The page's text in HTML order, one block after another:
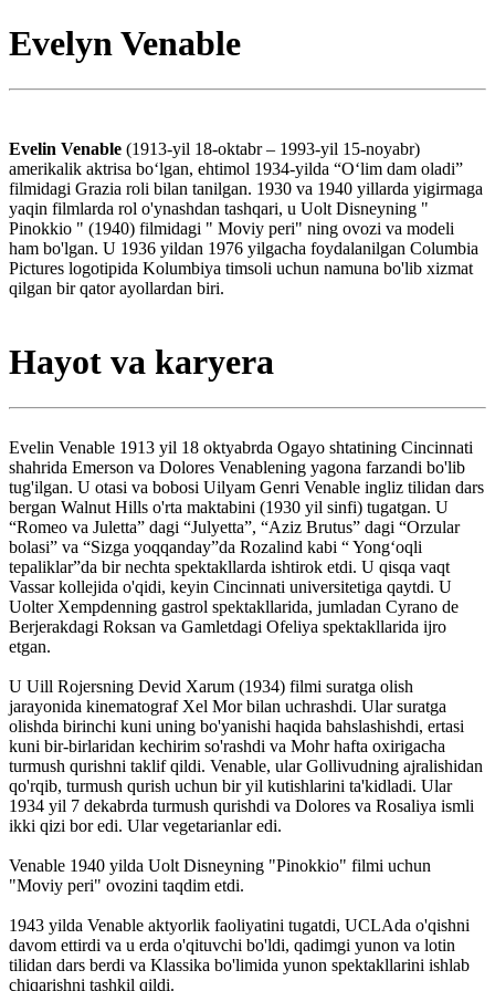
Evelyn Venable
Evelin Venable (1913-yil 18-oktabr – 1993-yil 15-noyabr)
amerikalik aktrisa boʻlgan, ehtimol 1934-yilda “Oʻlim dam oladi”
filmidagi Grazia roli bilan tanilgan. 1930 va 1940 yillarda yigirmaga
yaqin filmlarda rol o'ynashdan tashqari, u Uolt Disneyning "
Pinokkio " (1940) filmidagi " Moviy peri" ning ovozi va modeli
ham bo'lgan. U 1936 yildan 1976 yilgacha foydalanilgan Columbia
Pictures logotipida Kolumbiya timsoli uchun namuna bo'lib xizmat
qilgan bir qator ayollardan biri.
Hayot va karyera
Evelin Venable 1913 yil 18 oktyabrda Ogayo shtatining Cincinnati
shahrida Emerson va Dolores Venablening yagona farzandi bo'lib
tug'ilgan. U otasi va bobosi Uilyam Genri Venable ingliz tilidan dars
bergan Walnut Hills o'rta maktabini (1930 yil sinfi) tugatgan. U
“Romeo va Juletta” dagi “Julyetta”, “Aziz Brutus” dagi “Orzular
bolasi” va “Sizga yoqqanday”da Rozalind kabi “ Yong‘oqli
tepaliklar”da bir nechta spektakllarda ishtirok etdi. U qisqa vaqt
Vassar kollejida o'qidi, keyin Cincinnati universitetiga qaytdi. U
Uolter Xempdenning gastrol spektakllarida, jumladan Cyrano de
Berjerakdagi Roksan va Gamletdagi Ofeliya spektakllarida ijro
etgan.
U Uill Rojersning Devid Xarum (1934) filmi suratga olish
jarayonida kinematograf Xel Mor bilan uchrashdi. Ular suratga
olishda birinchi kuni uning bo'yanishi haqida bahslashishdi, ertasi
kuni bir-birlaridan kechirim so'rashdi va Mohr hafta oxirigacha
turmush qurishni taklif qildi. Venable, ular Gollivudning ajralishidan
qo'rqib, turmush qurish uchun bir yil kutishlarini ta'kidladi. Ular
1934 yil 7 dekabrda turmush qurishdi va Dolores va Rosaliya ismli
ikki qizi bor edi. Ular vegetarianlar edi.
Venable 1940 yilda Uolt Disneyning "Pinokkio" filmi uchun
"Moviy peri" ovozini taqdim etdi.
1943 yilda Venable aktyorlik faoliyatini tugatdi, UCLAda o'qishni
davom ettirdi va u erda o'qituvchi bo'ldi, qadimgi yunon va lotin
tilidan dars berdi va Klassika bo'limida yunon spektakllarini ishlab
chiqarishni tashkil qildi.